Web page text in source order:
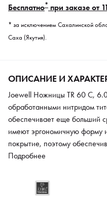
Бесплатно* при заказе от
* за исключением Сахалинской
Саха (Якутия).
ОПИСАНИЕ И
Joewell Ножницы TR 60 C,
обработанными нитридом
обеспечивает еще больший
имеют эргономичную форму
покрытие, поэтому
выполнена из современного
заточки инструмента
Подробнее